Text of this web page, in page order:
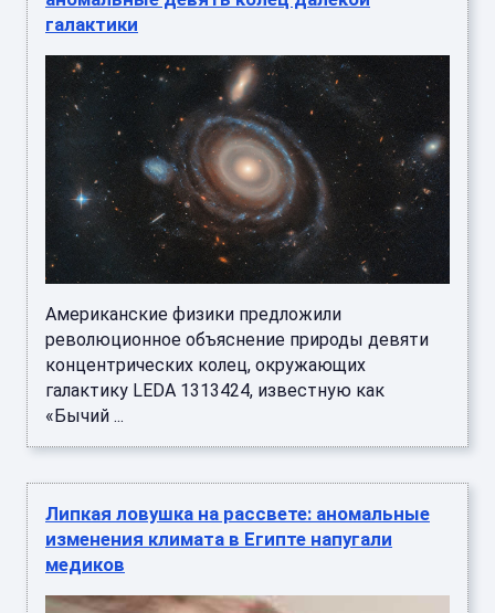
галактики
Американские физики предложили
революционное объяснение природы девяти
концентрических колец, окружающих
галактику LEDA 1313424, известную как
«Бычий ...
Липкая ловушка на рассвете: аномальные
изменения климата в Египте напугали
медиков